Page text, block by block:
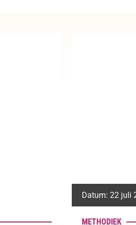
Datum: 15 juli
METHODIEK